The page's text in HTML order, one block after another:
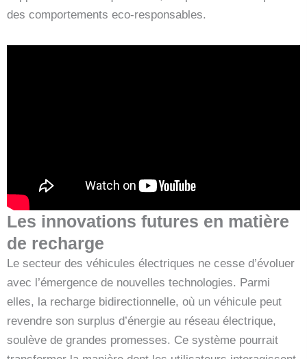
des comportements eco-responsables.
Les innovations futures en matière
de recharge
Le secteur des véhicules électriques ne cesse d’évoluer
avec l’émergence de nouvelles technologies. Parmi
elles, la recharge bidirectionnelle, où un véhicule peut
revendre son surplus d’énergie au réseau électrique,
soulève de grandes promesses. Ce système pourrait